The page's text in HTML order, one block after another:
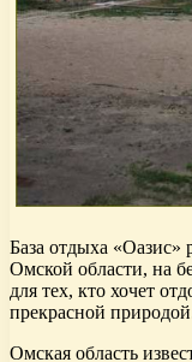
База отдыха
Омской области, на
для тех, кто хочет
прекрасной
Омская область